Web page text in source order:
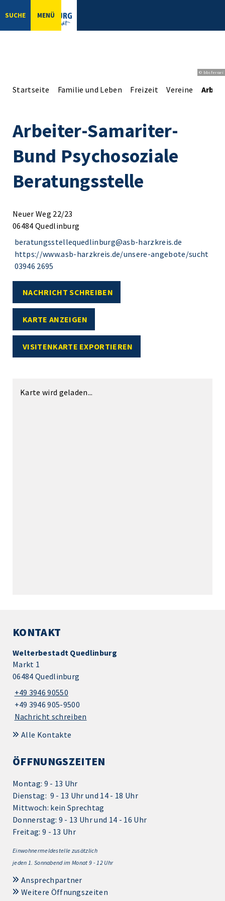
SUCHE MENÜ
© bbsferrari
Startseite Familie und Leben Freizeit Vereine
Arbeiter-Samariter-
Bund Psychosoziale
Beratungsstelle
Neuer Weg 22/23
06484 Quedlinburg
beratungsstellequedlinburg@asb-harzkreis.de
https://www.asb-harzkreis.de/unsere-angebote/sucht
03946 2695
NACHRICHT SCHREIBEN
KARTE ANZEIGEN
VISITENKARTE EXPORTIEREN
Karte wird geladen...
KONTAKT
Welterbestadt Quedlinburg
Markt 1
06484 Quedlinburg
+49 3946 90550
+49 3946 905-9500
Nachricht schreiben
Alle Kontakte
ÖFFNUNGSZEITEN
Montag: 9 - 13 Uhr
Dienstag: 9 - 13 Uhr und 14 - 18 Uhr
Mittwoch: kein Sprechtag
Donnerstag: 9 - 13 Uhr und 14 - 16 Uhr
Freitag: 9 - 13 Uhr
Einwohnermeldestelle zusätzlich
jeden 1. Sonnabend im Monat 9 - 12 Uhr
Ansprechpartner
Weitere Öffnungszeiten